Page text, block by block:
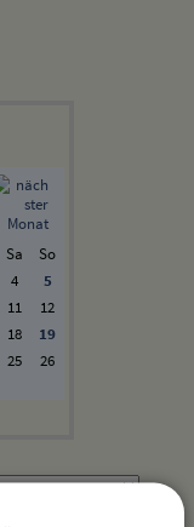
Sa
So
4
5
11
12
18
19
25
26